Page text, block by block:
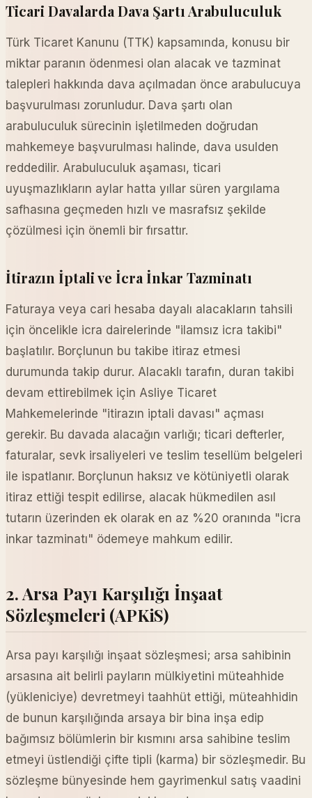
Ticari Davalarda Dava Şartı Arabuluculuk
Türk Ticaret Kanunu (TTK) kapsamında, konusu bir
miktar paranın ödenmesi olan alacak ve tazminat
talepleri hakkında dava açılmadan önce arabulucuya
başvurulması zorunludur. Dava şartı olan
arabuluculuk sürecinin işletilmeden doğrudan
mahkemeye başvurulması halinde, dava usulden
reddedilir. Arabuluculuk aşaması, ticari
uyuşmazlıkların aylar hatta yıllar süren yargılama
safhasına geçmeden hızlı ve masrafsız şekilde
çözülmesi için önemli bir fırsattır.
İtirazın İptali ve İcra İnkar Tazminatı
Faturaya veya cari hesaba dayalı alacakların tahsili
için öncelikle icra dairelerinde "ilamsız icra takibi"
başlatılır. Borçlunun bu takibe itiraz etmesi
durumunda takip durur. Alacaklı tarafın, duran takibi
devam ettirebilmek için Asliye Ticaret
Mahkemelerinde "itirazın iptali davası" açması
gerekir. Bu davada alacağın varlığı; ticari defterler,
faturalar, sevk irsaliyeleri ve teslim tesellüm belgeleri
ile ispatlanır. Borçlunun haksız ve kötüniyetli olarak
itiraz ettiği tespit edilirse, alacak hükmedilen asıl
tutarın üzerinden ek olarak en az %20 oranında "icra
inkar tazminatı" ödemeye mahkum edilir.
2. Arsa Payı Karşılığı İnşaat
Sözleşmeleri (APKiS)
Arsa payı karşılığı inşaat sözleşmesi; arsa sahibinin
arsasına ait belirli payların mülkiyetini müteahhide
(yükleniciye) devretmeyi taahhüt ettiği, müteahhidin
de bunun karşılığında arsaya bir bina inşa edip
bağımsız bölümlerin bir kısmını arsa sahibine teslim
etmeyi üstlendiği çifte tipli (karma) bir sözleşmedir. Bu
sözleşme bünyesinde hem gayrimenkul satış vaadini